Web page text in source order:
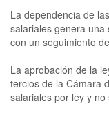
La dependencia de
salariales genera
con un seguimiento
La aprobación de la
tercios de la Cámara
salariales por ley y